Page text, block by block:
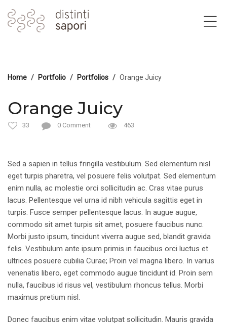
Home Portfolio Portfolios Orange Juicy
Orange Juicy
33 0 Comment 463
Sed a sapien in tellus fringilla vestibulum. Sed elementum nisl
eget turpis pharetra, vel posuere felis volutpat. Sed elementum
enim nulla, ac molestie orci sollicitudin ac. Cras vitae purus
lacus. Pellentesque vel urna id nibh vehicula sagittis eget in
turpis. Fusce semper pellentesque lacus. In augue augue,
commodo sit amet turpis sit amet, posuere faucibus nunc.
Morbi justo ipsum, tincidunt viverra augue sed, blandit gravida
felis. Vestibulum ante ipsum primis in faucibus orci luctus et
ultrices posuere cubilia Curae; Proin vel magna libero. In varius
venenatis libero, eget commodo augue tincidunt id. Proin sem
nulla, faucibus id risus vel, vestibulum rhoncus tellus. Morbi
maximus pretium nisl.
Donec faucibus enim vitae volutpat sollicitudin. Mauris gravida